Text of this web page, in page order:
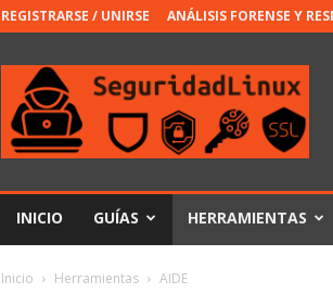
REGISTRARSE / UNIRSE ANÁLISIS FORENSE Y
INICIO GUÍAS HERRAMIENTAS
Inicio Herramientas AIDE